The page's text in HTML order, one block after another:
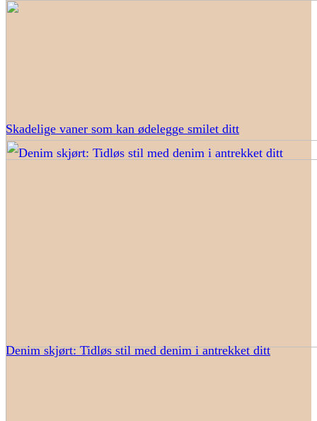
Skadelige vaner som kan ødelegge smilet ditt
Denim skjørt: Tidløs stil med denim i antrekket ditt